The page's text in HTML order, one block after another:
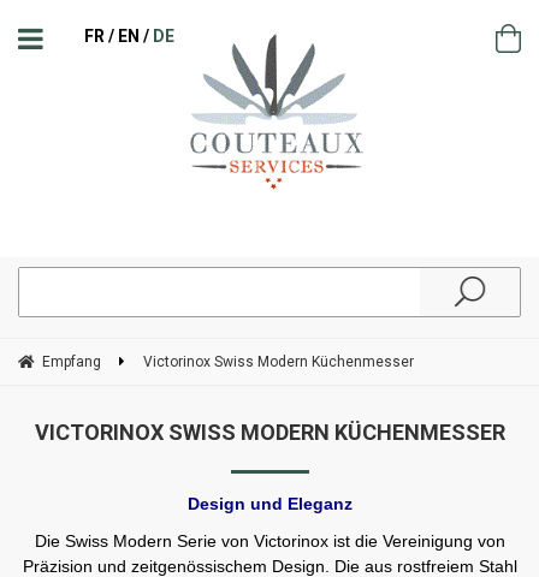
FR EN DE
Empfang Victorinox Swiss Modern Küchenmesser
VICTORINOX SWISS MODERN KÜCHENMESSER
Design und Eleganz
Die Swiss Modern Serie von Victorinox ist die Vereinigung von
Präzision und zeitgenössischem Design. Die aus rostfreiem Stahl